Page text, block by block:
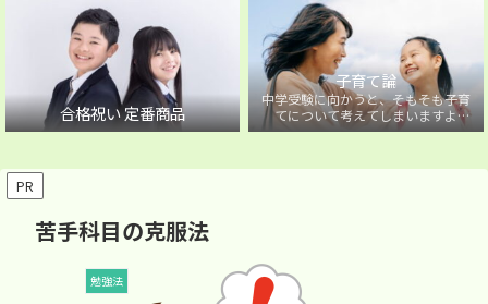
合格祝い 定番商品
子育て論
中学受験に向かうと、そもそも子育
てについて考えてしまいますよ
ね・・・。中学受験に向かうお子様
PR
苦手科目の克服法
勉強法